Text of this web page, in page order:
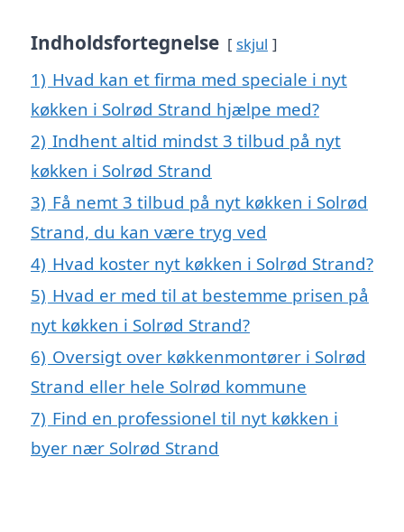
Indholdsfortegnelse skjul
1) Hvad kan et firma med speciale i nyt
køkken i Solrød Strand hjælpe med?
2) Indhent altid mindst 3 tilbud på nyt
køkken i Solrød Strand
3) Få nemt 3 tilbud på nyt køkken i Solrød
Strand, du kan være tryg ved
4) Hvad koster nyt køkken i Solrød Strand?
5) Hvad er med til at bestemme prisen på
nyt køkken i Solrød Strand?
6) Oversigt over køkkenmontører i Solrød
Strand eller hele Solrød kommune
7) Find en professionel til nyt køkken i
byer nær Solrød Strand